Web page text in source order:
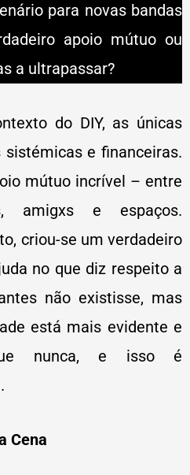
para novas bandas
apoio mútuo ou
a ultrapassar?
do DIY, as únicas
e financeiras.
mútuo incrível – entre
amigxs e espaços.
criou-se um verdadeiro
no que diz respeito a
não existisse, mas
está mais evidente e
nunca, e isso é